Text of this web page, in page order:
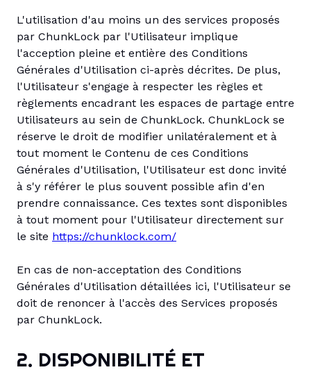
L'utilisation d'au moins un des services proposés
par ChunkLock par l'Utilisateur implique
l'acception pleine et entière des Conditions
Générales d'Utilisation ci-après décrites. De plus,
l'Utilisateur s'engage à respecter les règles et
règlements encadrant les espaces de partage entre
Utilisateurs au sein de ChunkLock. ChunkLock se
réserve le droit de modifier unilatéralement et à
tout moment le Contenu de ces Conditions
Générales d'Utilisation, l'Utilisateur est donc invité
à s'y référer le plus souvent possible afin d'en
prendre connaissance. Ces textes sont disponibles
à tout moment pour l'Utilisateur directement sur
le site https://chunklock.com/
En cas de non-acceptation des Conditions
Générales d'Utilisation détaillées ici, l'Utilisateur se
doit de renoncer à l'accès des Services proposés
par ChunkLock.
2. DISPONIBILITÉ ET